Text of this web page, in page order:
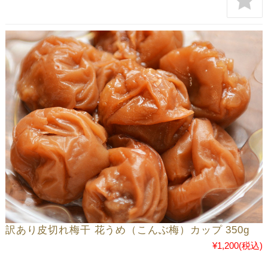
訳あり皮切れ梅干 花うめ（こんぶ梅）カップ 350g
¥1,200(税込)